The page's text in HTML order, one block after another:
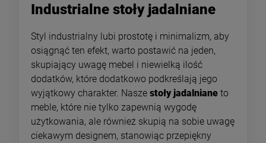
Industrialne stoły jadalniane
Styl industrialny lubi prostotę i minimalizm, aby
osiągnąć ten efekt, warto postawić na jeden,
skupiający uwagę mebel i niewielką ilość
dodatków, które dodatkowo podkreślają jego
wyjątkowy charakter. Nasze stoły jadalniane to
meble, które nie tylko zapewnią wygodę
użytkowania, ale również skupią na sobie uwagę
ciekawym designem, stanowiąc przepiękny